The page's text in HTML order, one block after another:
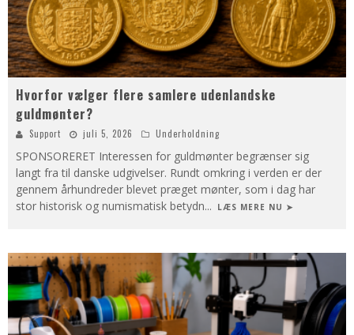
Hvorfor vælger flere samlere udenlandske
guldmønter?
Support juli 5, 2026 Underholdning
SPONSORERET Interessen for guldmønter begrænser sig
langt fra til danske udgivelser. Rundt omkring i verden er der
gennem århundreder blevet præget mønter, som i dag har
stor historisk og numismatisk betydn... LÆS MERE NU ➤